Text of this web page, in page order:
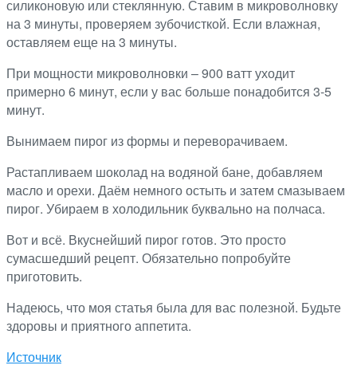
силиконовую или стеклянную. Ставим в микроволновку
на 3 минуты, проверяем зубочисткой. Если влажная,
оставляем еще на 3 минуты.
При мощности микроволновки – 900 ватт уходит
примерно 6 минут, если у вас больше понадобится 3-5
минут.
Вынимаем пирог из формы и переворачиваем.
Растапливаем шоколад на водяной бане, добавляем
масло и орехи. Даём немного остыть и затем смазываем
пирог. Убираем в холодильник буквально на полчаса.
Вот и всё. Вкуснейший пирог готов. Это просто
сумасшедший рецепт. Обязательно попробуйте
приготовить.
Надеюсь, что моя статья была для вас полезной. Будьте
здоровы и приятного аппетита.
Источник